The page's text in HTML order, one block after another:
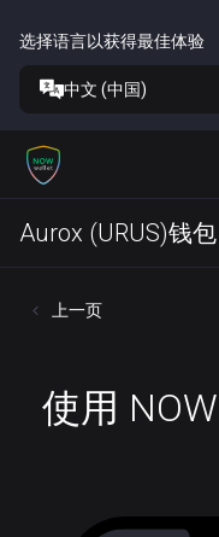
选择语言以获得最佳体验
中文 (中国)
Aurox (URUS)钱包
上一页
使用